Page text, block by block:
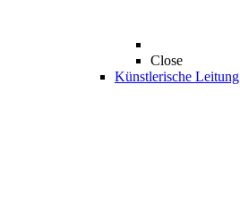
Close
Künstlerische Leitung